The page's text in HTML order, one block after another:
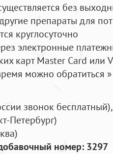
без
препараты для
круглосуточно
электронные
карт Master Card или
можно обратиться
звонок бесплатный),
Петербург)
номер: 3297